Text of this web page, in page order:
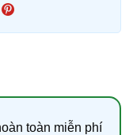
toàn miễn phí